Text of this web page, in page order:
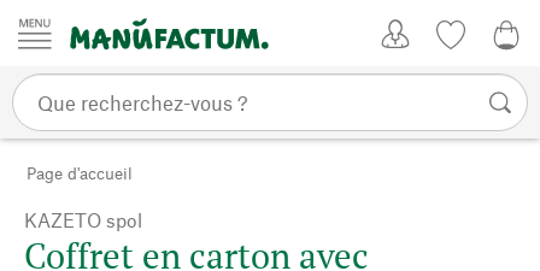
Passer au contenu
Page d'accueil
KAZETO spol
Coffret en carton avec